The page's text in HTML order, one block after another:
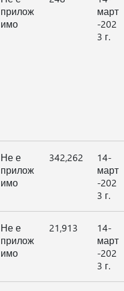
прилож
имо
март
-202
3 г.
Не е
прилож
имо
342,262
14-
март
-202
3 г.
Не е
прилож
имо
21,913
14-
март
-202
3 г.